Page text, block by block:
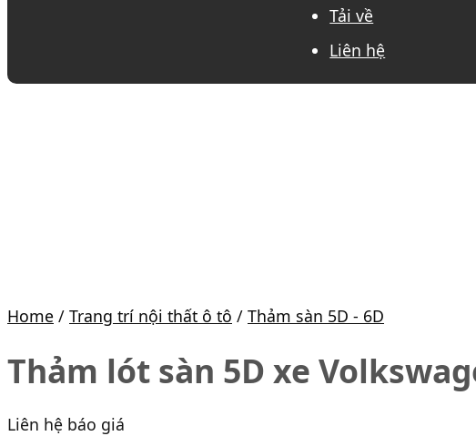
Tải về
Liên hệ
Home / Trang trí nội thất ô tô / Thảm sàn 5D - 6D
Thảm lót sàn 5D xe
Liên hệ báo giá